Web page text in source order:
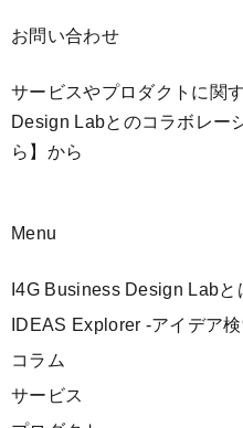
お問い合わせ
サービスやプロダクトに関
Design Labとのコラボレー
ら】 から
Menu
I4G Business Design Labと
IDEAS Explorer -アイデア
コラム
サービス